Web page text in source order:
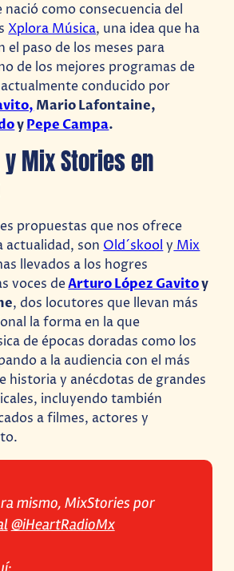
como consecuencia del
Xplora Música, una idea que ha
el paso de los meses para
de los mejores programas de
conducido por
Mario Lafontaine,
yPepe Campa.
y Mix Stories en
propuestas que nos ofrece
actualidad, son Old´skool y Mix
llevados a los hogres
voces deArturo López Gavitoy
, dos locutores que llevan más
la forma en la que
de épocas doradas como los
a la audiencia con el más
historia y anécdotas de grandes
incluyendo también
a filmes, actores y
mismo, MixStories por
@iHeartRadioMx